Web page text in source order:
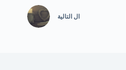
ال التالية